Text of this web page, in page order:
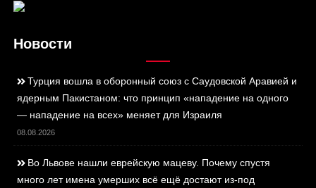
Новости
Турция вошла в оборонный союз с Саудовской Аравией и
ядерным Пакистаном: что принцип «нападение на одного
— нападение на всех» меняет для Израиля
08.08.2026
Во Львове нашли еврейскую мацеву. Почему спустя
много лет имена умерших всё ещё достают из-под